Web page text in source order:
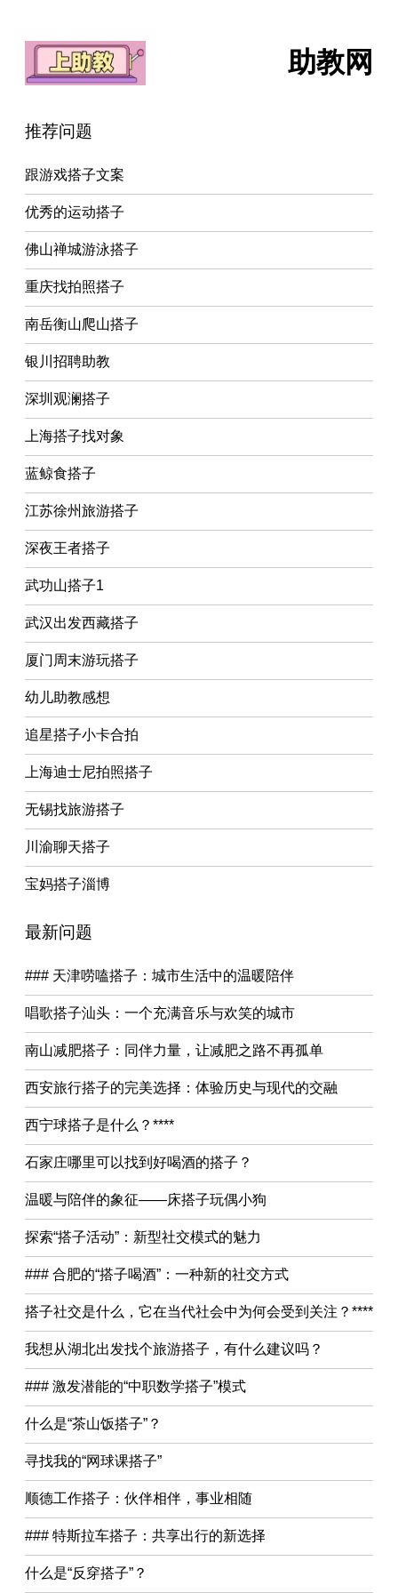
助教网
推荐问题
跟游戏搭子文案
优秀的运动搭子
佛山禅城游泳搭子
重庆找拍照搭子
南岳衡山爬山搭子
银川招聘助教
深圳观澜搭子
上海搭子找对象
蓝鲸食搭子
江苏徐州旅游搭子
深夜王者搭子
武功山搭子1
武汉出发西藏搭子
厦门周末游玩搭子
幼儿助教感想
追星搭子小卡合拍
上海迪士尼拍照搭子
无锡找旅游搭子
川渝聊天搭子
宝妈搭子淄博
最新问题
### 天津唠嗑搭子：城市生活中的温暖陪伴
唱歌搭子汕头：一个充满音乐与欢笑的城市
南山减肥搭子：同伴力量，让减肥之路不再孤单
西安旅行搭子的完美选择：体验历史与现代的交融
西宁球搭子是什么？****
石家庄哪里可以找到好喝酒的搭子？
温暖与陪伴的象征——床搭子玩偶小狗
探索“搭子活动”：新型社交模式的魅力
### 合肥的“搭子喝酒”：一种新的社交方式
搭子社交是什么，它在当代社会中为何会受到关注？****
我想从湖北出发找个旅游搭子，有什么建议吗？
### 激发潜能的“中职数学搭子”模式
什么是“茶山饭搭子”？
寻找我的“网球课搭子”
顺德工作搭子：伙伴相伴，事业相随
### 特斯拉车搭子：共享出行的新选择
什么是“反穿搭子”？